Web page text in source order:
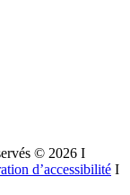
© 2026 I
d’accessibilité I